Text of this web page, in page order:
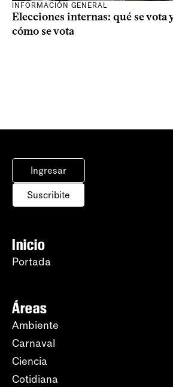
INFORMACIÓN GENERAL
Elecciones internas: qué se vota
cómo se vota
Ingresar
Suscribite
Inicio
Portada
Áreas
Ambiente
Carnaval
Ciencia
Cotidiana